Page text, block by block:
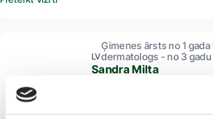
LV
Ģimenes ārsts no 1 gada
dermatologs - no 3
Sandra Milta